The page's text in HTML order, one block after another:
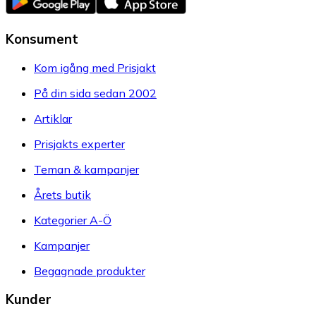
Konsument
Kom igång med Prisjakt
På din sida sedan 2002
Artiklar
Prisjakts experter
Teman & kampanjer
Årets butik
Kategorier A-Ö
Kampanjer
Begagnade produkter
Kunder